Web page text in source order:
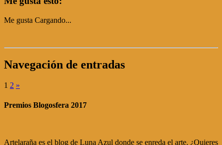
Me gusta Cargando...
Navegación de entradas
1 2 »
Premios Blogosfera 2017
Artelaraña es el blog de Luna Azul donde se enreda el arte. ¿Quieres